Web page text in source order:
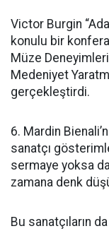
Victor Burgin
konulu bir
Müze
Medeniyet
gerçekleştirdi.
6. Mardin
sanatçı
sermaye yoksa
zamana denk
Bu sanatçıların